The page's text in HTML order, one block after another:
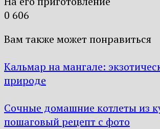
0 606
Вам также может понравиться
Кальмар на мангале:
природе
Сочные домашние котлеты из
пошаговый рецепт с фото